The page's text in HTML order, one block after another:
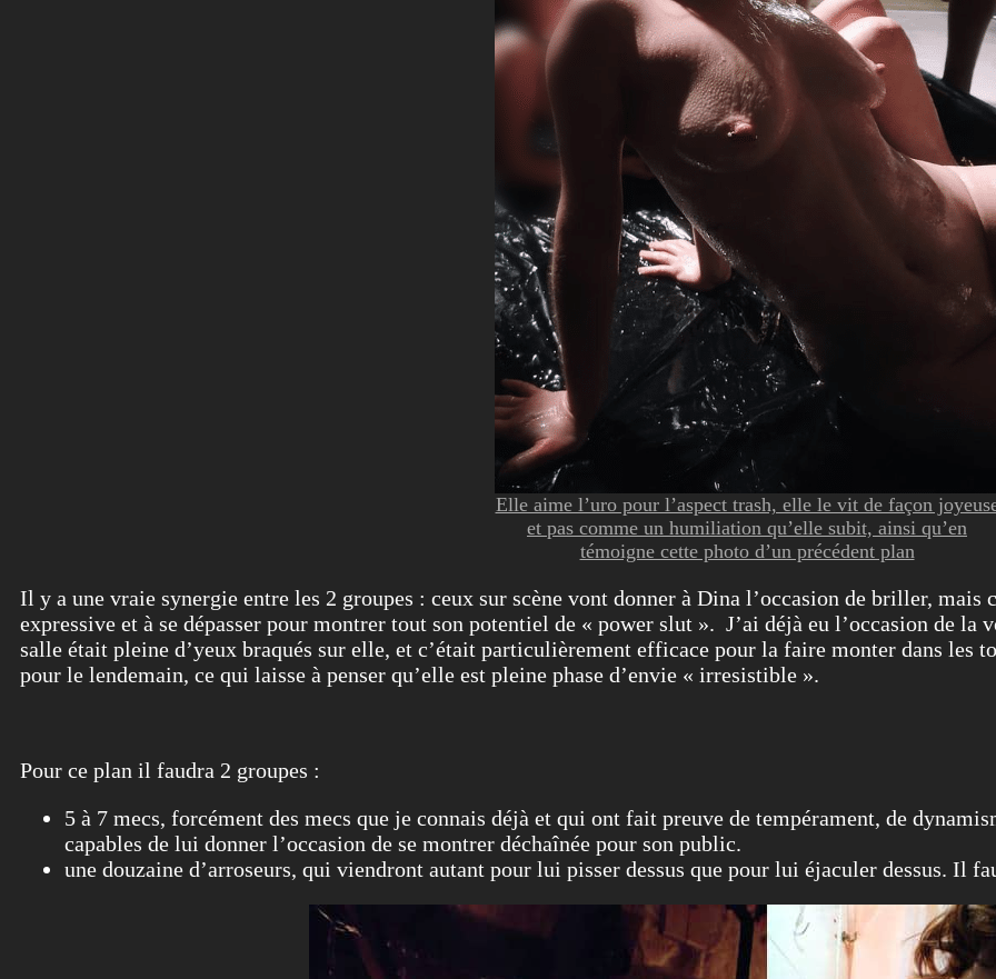
Elle aime l’uro pour l’aspect trash, elle le vit de façon
et pas comme un humiliation qu’elle subit, ainsi qu’en
témoigne cette photo d’un précédent plan
Il y a une vraie synergie entre les 2 groupes : ceux sur scène vont donner à Dina l’occasion de briller,
expressive et à se dépasser pour montrer tout son potentiel de « power slut ». J’ai déjà eu l’occasion de
salle était pleine d’yeux braqués sur elle, et c’était particulièrement efficace pour la faire monter dans les
pour le lendemain, ce qui laisse à penser qu’elle est pleine phase d’envie « irresistible ».
Pour ce plan il faudra 2 groupes :
5 à 7 mecs, forcément des mecs que je connais déjà et qui ont fait preuve de tempérament, de
capables de lui donner l’occasion de se montrer déchaînée pour son public.
une douzaine d’arroseurs, qui viendront autant pour lui pisser dessus que pour lui éjaculer dessus. Il